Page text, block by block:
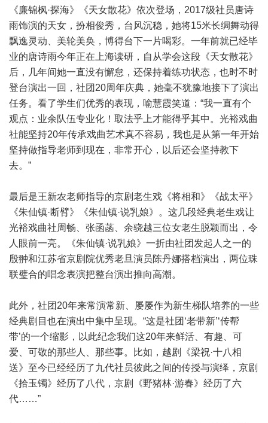
《廉锦枫·探海》《天女散花》依次登场，2017级社员唐诗
雨饰演的天女，扮相俊秀，台风沉稳，她将15米长绸舞动得
飘逸灵动、美轮美奂，博得台下一片喝彩。一年前就已经毕
业的唐诗雨今年正在上海读研，自从学会这段《天女散花》
后，几年间她一直没有懈怠，还保持着练功状态，也时不时
登台演出一回，社团20周年庆典，她毫不犹豫地接下了演出
任务。看了学生们优秀的表现，喻慧霞笑道：“我一直有个
观点：业余队伍专业化！取法乎上才能得乎其中。光裕戏曲
社能坚持20年传承戏曲艺术真不容易，我也是从第一年开始
坚持做指导老师到现在，非常开心，以后还会坚持教下
去。”
最后是王新农老师指导的京剧老生戏《将相和》《战太平》
《朱仙镇·断臂》《朱仙镇·说乳娘》。这几段经典老生戏让
光裕戏曲社周畅、张函菡、余骁越三位女老生脱颖而出，令
人眼前一亮。《朱仙镇·说乳娘》一折由社团发起人之一的
殷翀和江苏省京剧院优秀老旦演员陈丹娜搭档演出，两位珠
联璧合的唱念表演把整台演出推向高潮。
此外，社团20年来常演常新、屡屡作为新生梯队培养的一些
经典剧目也在演出中集中呈现。“这是社团‘老带新’‘传帮
带’的一个缩影，以此纪念我们这20年来鲜活、有趣、可
爱、可敬的那些人、那些事。比如，越剧《梁祝·十八相
送》至今已经经历了九代社员彼此之间的传授与演绎，京剧
《拾玉镯》经历了八代，京剧《野猪林·游春》经历了六
代……”